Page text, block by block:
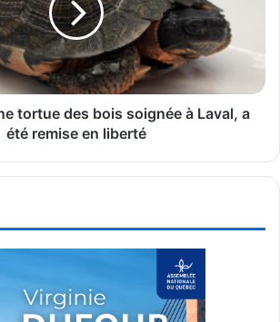
tortue des bois soignée à Laval, a
été remise en liberté